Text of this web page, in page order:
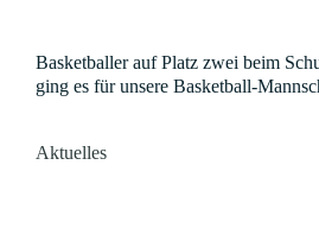
Basketballer auf Platz zwei beim
ging es für unsere Basketball-
Kategorien
Aktuelles